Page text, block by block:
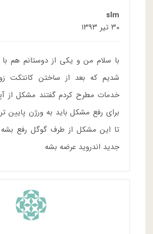
slm
۳۰ تیر ۱۳۹۳
با سلام من و یکی از دوستانم هم
شدیم که بعد از ساختن کانتکت
برای رفع مشکل باید به ورژن پایین
تا این مشکل از طرف گوگل رفع
جدید اندروید عرضه بشه